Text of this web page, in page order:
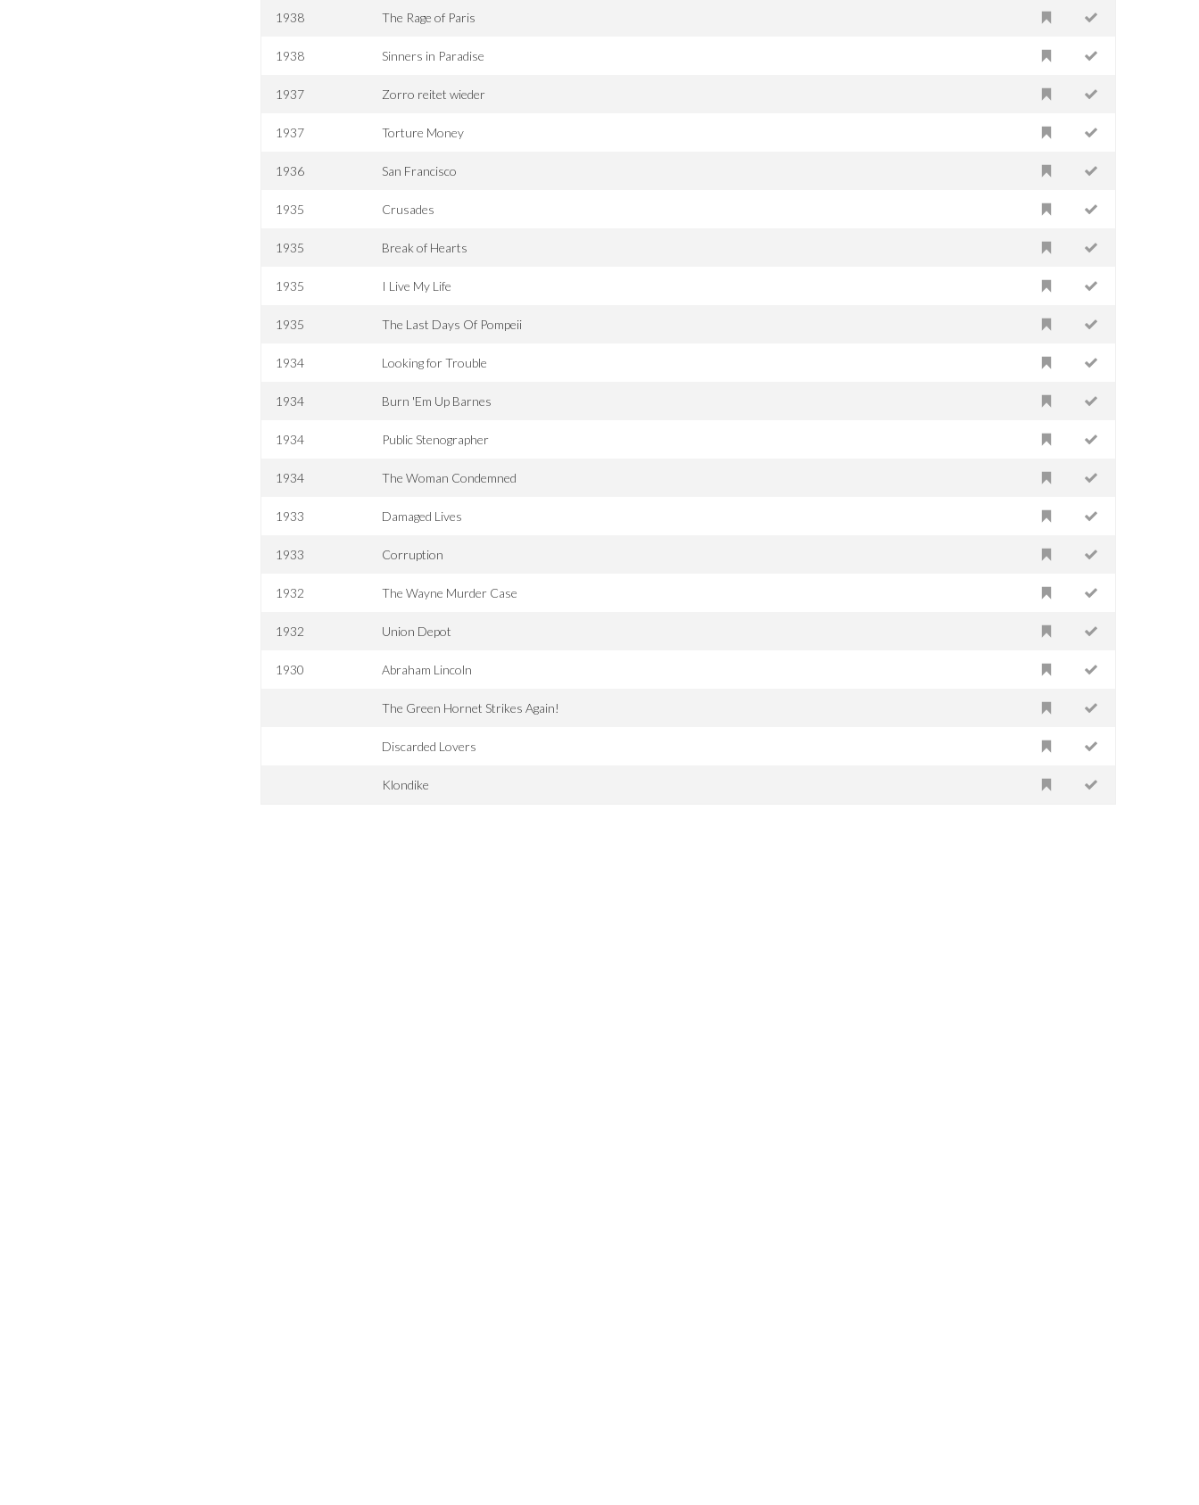
1938 The Rage of Paris
1938 Sinners in Paradise
1937 Zorro reitet wieder
1937 Torture Money
1936 San Francisco
1935 Crusades
1935 Break of Hearts
1935 I Live My Life
1935 The Last Days Of Pompeii
1934 Looking for Trouble
1934 Burn 'Em Up Barnes
1934 Public Stenographer
1934 The Woman Condemned
1933 Damaged Lives
1933 Corruption
1932 The Wayne Murder Case
1932 Union Depot
1930 Abraham Lincoln
The Green Hornet Strikes Again!
Discarded Lovers
Klondike